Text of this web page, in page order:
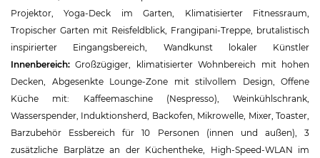
Projektor, Yoga-Deck im Garten, Klimatisierter Fitnessraum,
Tropischer Garten mit Reisfeldblick, Frangipani-Treppe, brutalistisch
inspirierter Eingangsbereich, Wandkunst lokaler Künstler
Innenbereich:Großzügiger, klimatisierter Wohnbereich mit hohen
Decken, Abgesenkte Lounge-Zone mit stilvollem Design, Offene
Küche mit: Kaffeemaschine (Nespresso), Weinkühlschrank,
Wasserspender, Induktionsherd, Backofen, Mikrowelle, Mixer, Toaster,
Barzubehör Essbereich für 10 Personen (innen und außen), 3
zusätzliche Barplätze an der Küchentheke, High-Speed-WLAN im